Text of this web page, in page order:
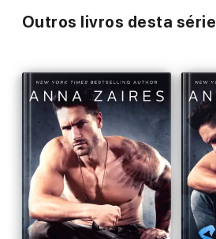
Outros livros desta série